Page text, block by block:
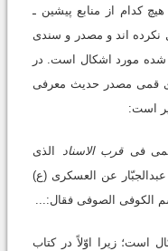
کدام از منابع پیشین ـ
نکرده اند و مصدر و سندی
شده مورد اشکال است. در
قمی مصدر حدیث معرفی
است:
فی قرب الاسناد
الذی
عن العسکری (ع)
الکوفی الصوفی فقال:...
است؛ زیرا اوّلاً در کتاب